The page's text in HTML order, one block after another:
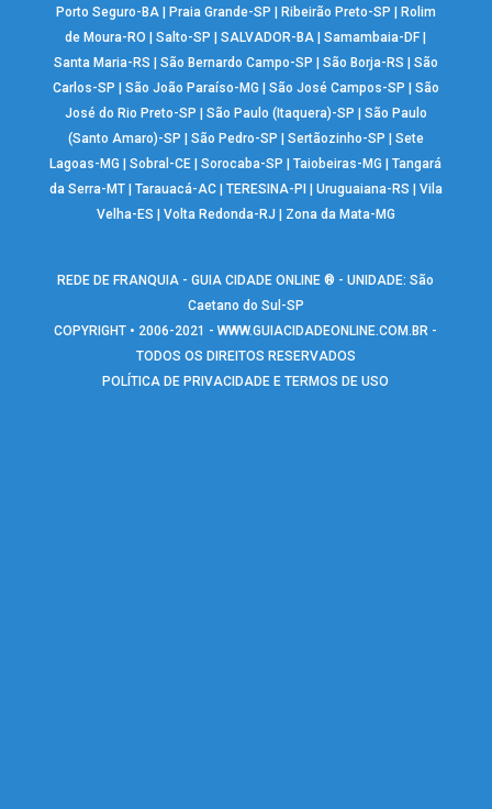
Porto Seguro-BA| Praia Grande-SP Ribeirão Preto-SP
Rolim
de Moura-RO
|Salto-SP |SALVADOR-BA |Samambaia-DF
Santa Maria-RS
São Bernardo Campo-SP São Borja-RS
São
Carlos-SP
São João Paraíso-MG São José Campos-SP
São
José do Rio Preto-SP
São Paulo (Itaquera)-SP
São Paulo
(Santo Amaro)-SP
São Pedro-SP Sertãozinho-SP
Sete
Lagoas-MG
|Sobral-CE |Sorocaba-SP |Taiobeiras-MG |Tangará
da Serra-MT| Tarauacá-AC| TERESINA-PI Uruguaiana-RS
Vila
Velha-ES
Volta Redonda-RJ Zona da Mata-MG
REDE DE FRANQUIA - GUIA CIDADE ONLINE ® - UNIDADE: São
Caetano do Sul-SP
COPYRIGHT • 2006-2021 -WWW.GUIACIDADEONLINE.COM.BR -
TODOS OS DIREITOS RESERVADOS
POLÍTICA DE PRIVACIDADE E TERMOS DE USO